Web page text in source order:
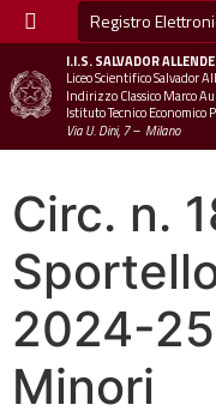
Registro
I.I.S.SALVADOR ALLENDE
Liceo Scientifico Salvador
Indirizzo Classico Marco
Istituto Tecnico Economico
Via U. Dini, 7 – Milano
Circ. n.
2024-
Minori